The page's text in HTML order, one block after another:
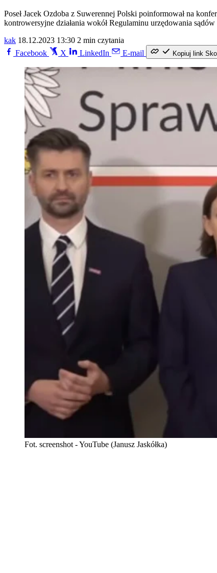
Poseł Jacek Ozdoba z Suwerennej Polski poinformował na
kontrowersyjne działania wokół Regulaminu urzędowania
kak 18.12.2023 13:30 2 min czytania
Facebook
X LinkedIn E-mail Kopiuj link
Fot. screenshot - YouTube (Janusz Jaskółka)